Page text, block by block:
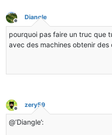
Hors-ligne
Diangle
pourquoi pas faire un truc que
avec des machines obtenir des
Hors-ligne
zery59
@‘Diangle’: